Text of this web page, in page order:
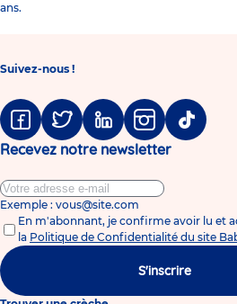
ans.
Suivez-nous !
FacebookTwitter LinkedinInstagramTiktok
Recevez notre newsletter
Exemple : vous@site.com
En m'abonnant, je confirme avoir lu et
la Politique de Confidentialité du site
S'inscrire